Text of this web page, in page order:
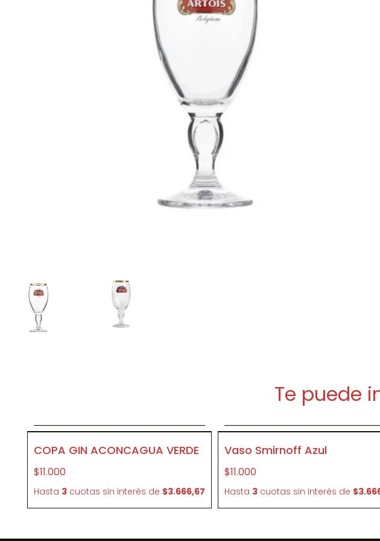
Te puede
COPA GIN ACONCAGUA VERDE
$11.000
Hasta 3 cuotas sin interés de $3.666,67
Vaso Smirnoff Azul
$11.000
Hasta 3 cuotas sin interés de